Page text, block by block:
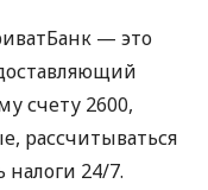
— это
счету 2600,
рассчитываться
налоги 24/7.